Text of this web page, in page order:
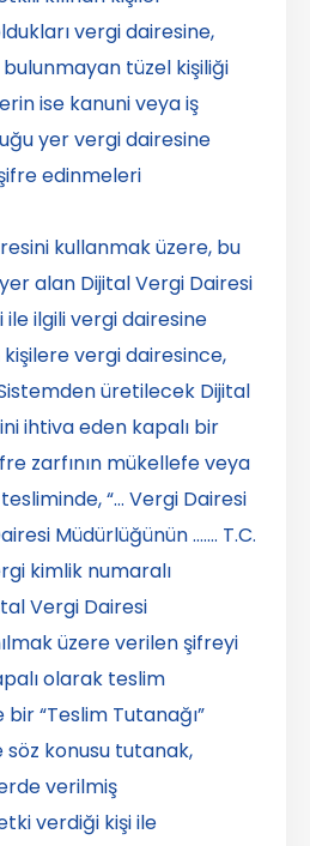
vergi dairesine,
tüzel kişiliği
ise kanuni veya iş
yer vergi dairesine
edinmeleri
kullanmak üzere, bu
alan Dijital Vergi Dairesi
ile ilgili vergi dairesine
vergi dairesince,
üretilecek Dijital
ihtiva eden kapalı bir
zarfının mükellefe veya
“… Vergi Dairesi
Müdürlüğünün ……. T.C.
kimlik numaralı
Vergi Dairesi
üzere verilen şifreyi
olarak teslim
“Teslim Tutanağı”
konusu tutanak,
verilmiş
verdiği kişi ile